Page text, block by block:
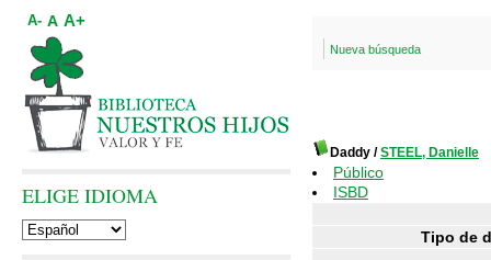
Nueva búsqueda
Daddy /STEEL, Danielle
Público
ISBD
Tipo de
A- A A+
ELIGE IDIOMA